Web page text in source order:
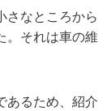
さなところから
。それは車の維
あるため、紹介